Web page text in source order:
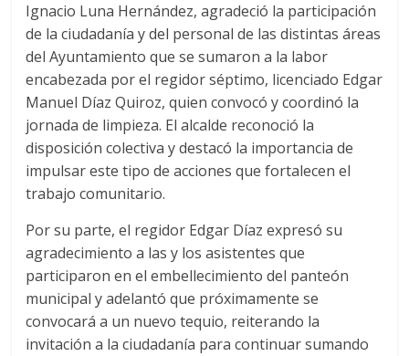
Ignacio Luna Hernández, agradeció la participación
de la ciudadanía y del personal de las distintas áreas
del Ayuntamiento que se sumaron a la labor
encabezada por el regidor séptimo, licenciado Edgar
Manuel Díaz Quiroz, quien convocó y coordinó la
jornada de limpieza. El alcalde reconoció la
disposición colectiva y destacó la importancia de
impulsar este tipo de acciones que fortalecen el
trabajo comunitario.
Por su parte, el regidor Edgar Díaz expresó su
agradecimiento a las y los asistentes que
participaron en el embellecimiento del panteón
municipal y adelantó que próximamente se
convocará a un nuevo tequio, reiterando la
invitación a la ciudadanía para continuar sumando